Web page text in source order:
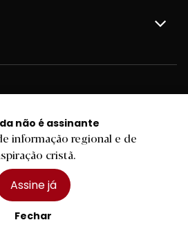
não é assinante
informação regional e de
cristã.
Assine já
Fechar
FSC®
© Todos os direitos reservados